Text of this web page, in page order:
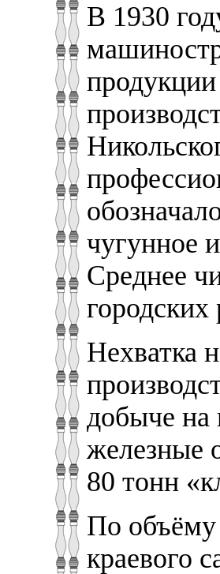
В 1930
чугунное
Среднее
Нехватка
добыче на
железные
80 тонн
По объёму
краевого